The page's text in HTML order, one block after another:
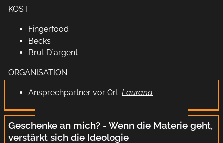
KOST
Fingerfood
Becks
Brut D´argent
ORGANISATION
Ansprechpartner vor Ort: Laurana
Geschenke an mich? - Wenn die Materie geht,
verstärkt sich die Ideologie